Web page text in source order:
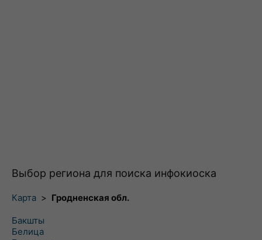
Выбор региона для поиска инфокиоска
Карта > Гродненская обл.
Бакшты
Белица